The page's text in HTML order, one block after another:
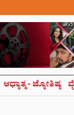
ಆಧ್ಯಾತ್ಮ- ಜ್ಯೋತಿಷ್ಯ